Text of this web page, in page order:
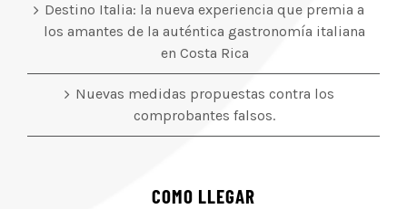
Destino Italia: la nueva experiencia que premia a
los amantes de la auténtica gastronomía italiana
en Costa Rica
Nuevas medidas propuestas contra los
comprobantes falsos.
COMO LLEGAR